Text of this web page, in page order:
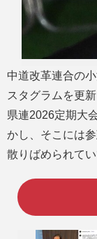
中道改革連合の
スタグラムを更
県連2026定期大
かし、そこには
散りばめられて